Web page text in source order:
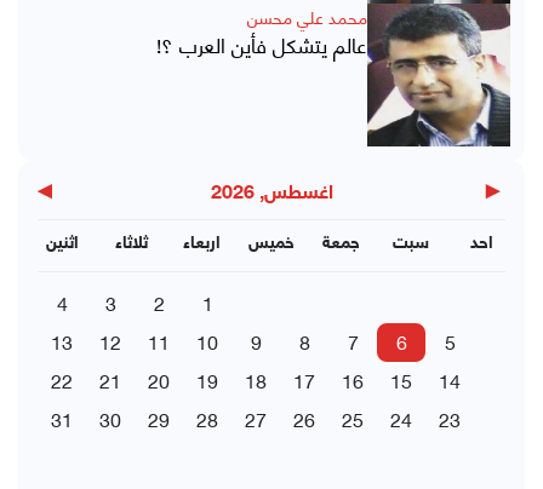
محمد علي محسن
عالم يتشكل فأين العرب ؟!
◀ اغسطس, 2026 ▶
اثنين ثلاثاء اربعاء خميس جمعة سبت احد
1
2
3
4
5
6
7
8
9
10
11
12
13
14
15
16
17
18
19
20
21
22
23
24
25
26
27
28
29
30
31